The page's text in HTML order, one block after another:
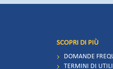
SCOPRI DI PIÙ
DOMANDE
TERMINI DI